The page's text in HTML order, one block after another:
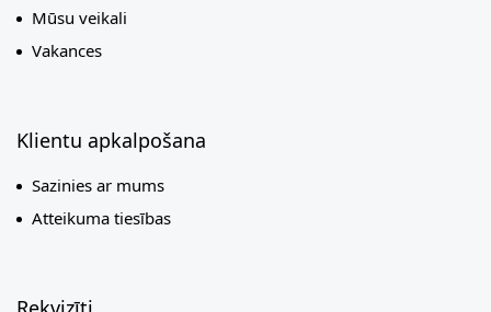
Mūsu veikali
Vakances
Klientu apkalpošana
Sazinies ar mums
Atteikuma tiesības